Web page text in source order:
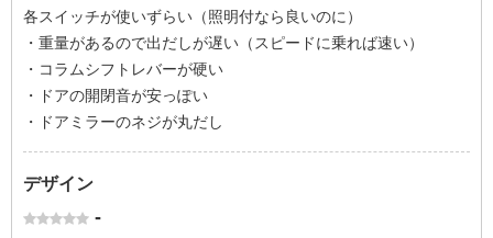
各スイッチが使いずらい（照明付なら良いのに）
・重量があるので出だしが遅い（スピードに乗れば速い）
・コラムシフトレバーが硬い
・ドアの開閉音が安っぽい
・ドアミラーのネジが丸だし
デザイン
-